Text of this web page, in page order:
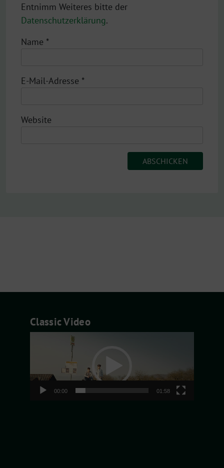
Entnimm Weiteres bitte der
Datenschutzerklärung.
Name *
E-Mail-Adresse *
Website
Classic Video
00:00 01:58